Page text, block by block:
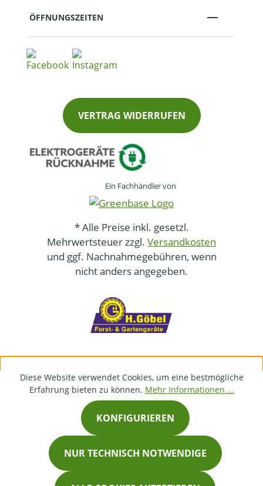
ÖFFNUNGSZEITEN
VERTRAG WIDERRUFEN
Ein Fachhändler von
* Alle Preise inkl. gesetzl.
Mehrwertsteuer zzgl. Versandkosten
und ggf. Nachnahmegebühren, wenn
nicht anders angegeben.
Diese Website verwendet Cookies, um eine bestmögliche
Erfahrung bieten zu können. Mehr Informationen ...
NUR TECHNISCH NOTWENDIGE
KONFIGURIEREN